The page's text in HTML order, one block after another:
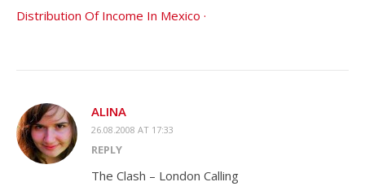
Distribution Of Income In Mexico ·
ALINA
26.08.2008 AT 17:33
REPLY
The Clash – London Calling